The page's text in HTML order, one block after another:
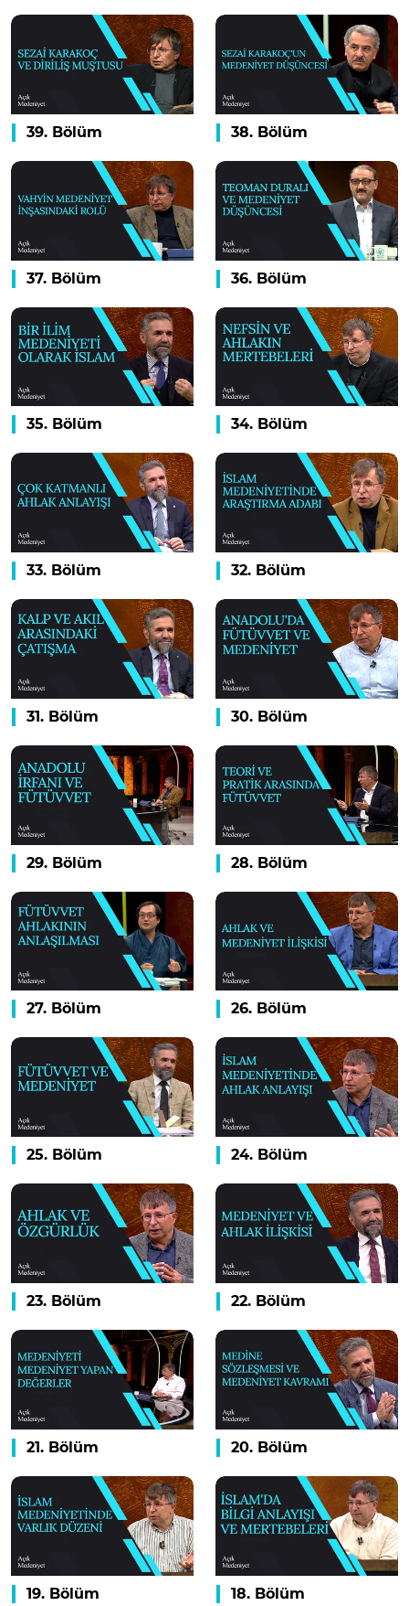
39. Bölüm 38. Bölüm
37. Bölüm 36. Bölüm
35. Bölüm 34. Bölüm
33. Bölüm 32. Bölüm
31. Bölüm 30. Bölüm
29. Bölüm 28. Bölüm
27. Bölüm 26. Bölüm
25. Bölüm 24. Bölüm
23. Bölüm 22. Bölüm
21. Bölüm 20. Bölüm
19. Bölüm 18. Bölüm